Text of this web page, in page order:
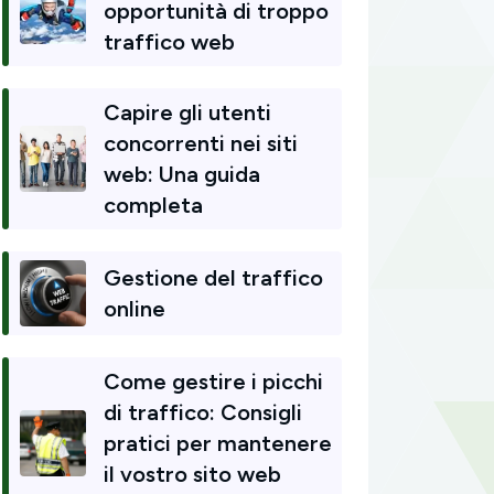
opportunità di troppo
traffico web
Capire gli utenti
concorrenti nei siti
web: Una guida
completa
Gestione del traffico
online
Come gestire i picchi
di traffico: Consigli
pratici per mantenere
il vostro sito web